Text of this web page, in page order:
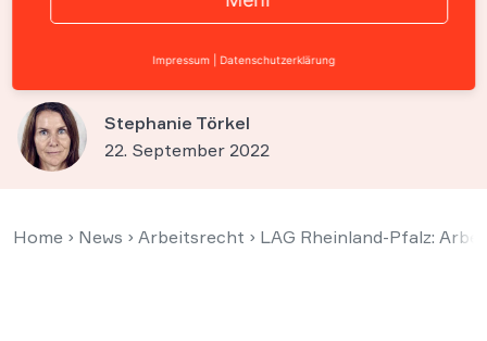
vor bestimmten
Arbeitnehmern „warnen“
Stephanie Törkel
22. September 2022
Home › News › Arbeitsrecht › LAG Rheinland-Pfalz:
Impressum Datenschutzerklärung